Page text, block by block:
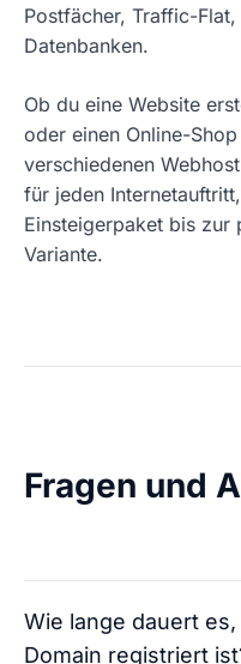
Postfächer, Traffic-
Datenbanken.
Ob du eine Website
oder einen Online-
verschiedenen
für jeden
Einsteigerpaket bis zur
Variante.
Fragen und
Wie lange dauert
Domain registriert